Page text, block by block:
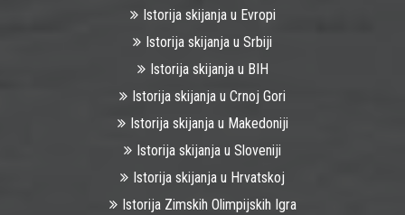
Istorija skijanja u Evropi
Istorija skijanja u Srbiji
Istorija skijanja u BIH
Istorija skijanja u Crnoj Gori
Istorija skijanja u Makedoniji
Istorija skijanja u Sloveniji
Istorija skijanja u Hrvatskoj
Istorija Zimskih Olimpijskih Igra